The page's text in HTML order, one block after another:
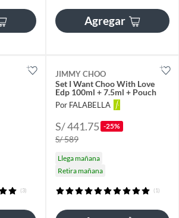
Agregar
(3)
JIMMY CHOO
Set I Want Choo With Love
Edp 100ml + 7.5ml + Pouch
Por FALABELLA
S/ 441.75 -25%
S/ 589
Llega mañana
Retira mañana
(1)